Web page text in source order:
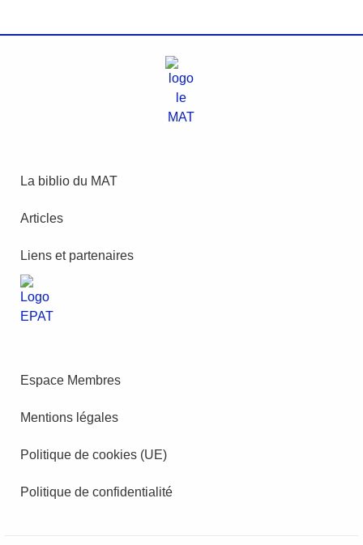
La biblio du MAT
Articles
Liens et partenaires
Espace Membres
Mentions légales
Politique de cookies (UE)
Politique de confidentialité